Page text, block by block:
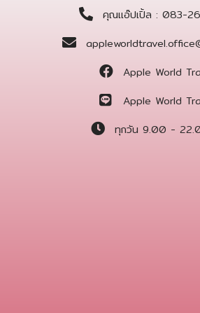
คุณแอ๊ปเปิ้ล : 083-
Apple World
Apple World
ทุกวัน 9.00 -